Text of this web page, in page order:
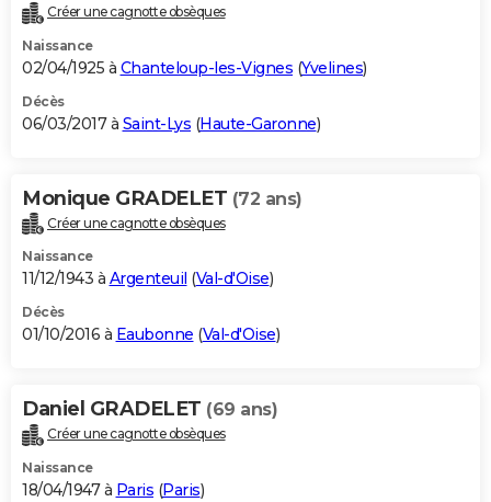
Créer une cagnotte obsèques
Naissance
02/04/1925 à Chanteloup-les-Vignes (Yvelines)
Décès
06/03/2017 à Saint-Lys (Haute-Garonne)
Monique GRADELET (72 ans)
Créer une cagnotte obsèques
Naissance
11/12/1943 à Argenteuil (Val-d'Oise)
Décès
01/10/2016 à Eaubonne (Val-d'Oise)
Daniel GRADELET (69 ans)
Créer une cagnotte obsèques
Naissance
18/04/1947 à Paris (Paris)